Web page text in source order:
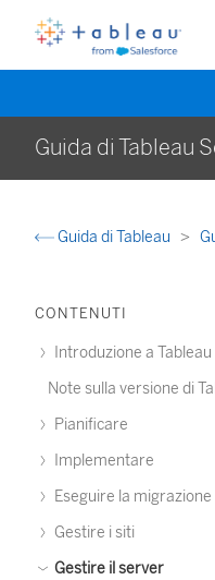
Guida di Tableau
Guida di Tableau
CONTENUTI
Introduzione a
Note sulla versione di
Pianificare
Implementare
Eseguire la migrazione
Gestire i siti
Gestire il server